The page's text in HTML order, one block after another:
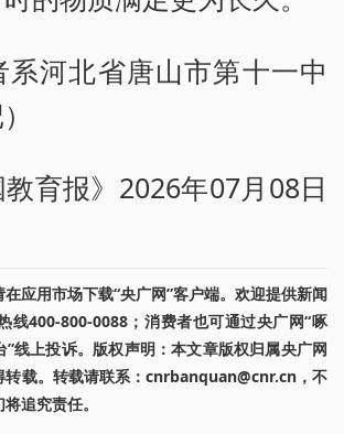
河北省唐山市第十一中
报》2026年07月08日
应用市场下载“央广网”客户端。欢迎提供新闻
线400-800-0088；消费者也可通过央广网“啄
”线上投诉。版权声明：本文章版权归属央广网
转载。转载请联系：cnrbanquan@cnr.cn，不
追究责任。